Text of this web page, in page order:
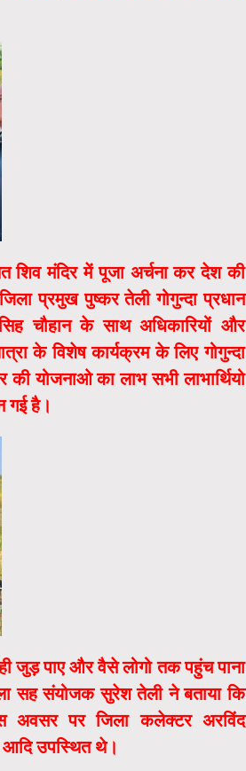
शिव मंदिर में पूजा अर्चना कर देश की
प्रमुख पुष्कर तेली गोगुन्दा प्रधान
चौहान के साथ अधिकारियों और
के विशेष कार्यक्रम के लिए गोगुन्दा
योजनाओ का लाभ सभी लाभार्थियो
गई है।
जुड़ पाए और वैसे लोगो तक पहुंच पाना
सह संयोजक सुरेश तेली ने बताया कि
अवसर पर जिला कलेक्टर अरविंद
आदि उपस्थित थे।